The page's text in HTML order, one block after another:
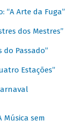
“A Arte da Fuga”
dos Mestres”
do Passado”
Estações”
Música sem